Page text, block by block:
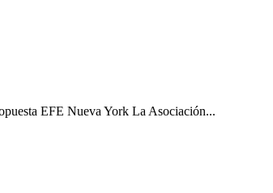
EFE Nueva York La Asociación...